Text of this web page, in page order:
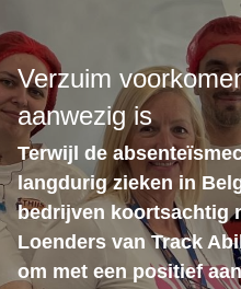
CONTACT
Verzuim
aanwezig is
Terwijl de
langdurig zieken in
bedrijven koortsachtig
Loenders van Track
om met een positief